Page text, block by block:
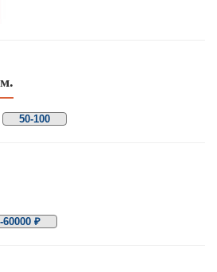
50-100
60000 ₽